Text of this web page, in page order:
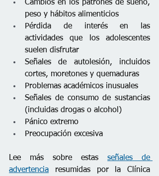
Cambios en los patrones de sueño,
peso y hábitos alimenticios
Pérdida de interés en las
actividades que los adolescentes
suelen disfrutar
Señales de autolesión, incluidos
cortes, moretones y quemaduras
Problemas académicos inusuales
Señales de consumo de sustancias
(incluidas drogas o alcohol)
Pánico extremo
Preocupación excesiva
Lee más sobre estas señales de
advertencia resumidas por la Clínica